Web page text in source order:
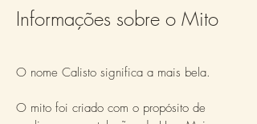
Informações sobre o Mito
O nome Calisto significa a mais bela.
O mito foi criado com o propósito de